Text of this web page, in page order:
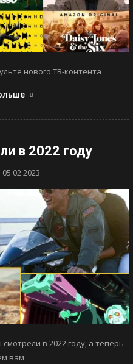
нового ТВ-контента
в 2022 году
05.02.2023
в 2022 году, а теперь
вам